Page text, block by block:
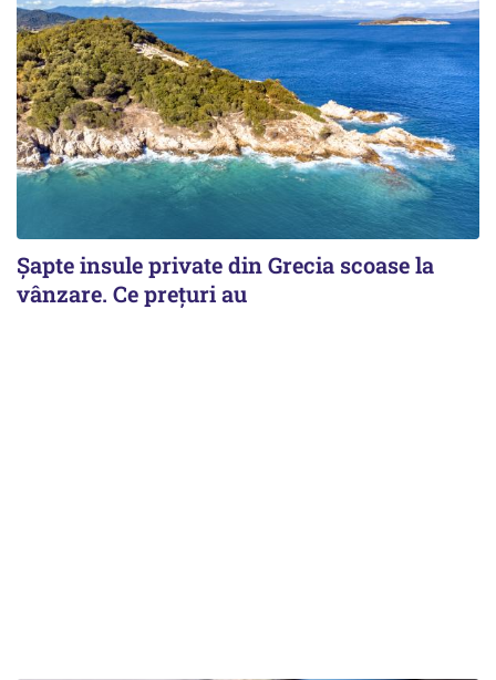
Șapte insule private din Grecia scoase la
vânzare. Ce prețuri au